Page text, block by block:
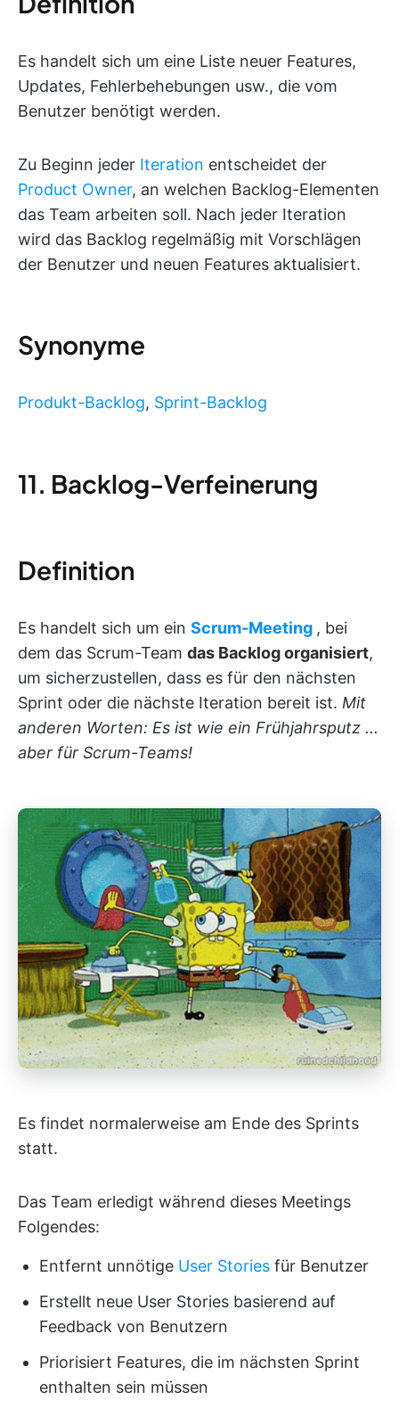
Es handelt sich um eine Liste neuer Features,
Updates, Fehlerbehebungen usw., die vom
Benutzer benötigt werden.
Zu Beginn jeder Iteration entscheidet der
Product Owner, an welchen Backlog-Elementen
das Team arbeiten soll. Nach jeder Iteration
wird das Backlog regelmäßig mit Vorschlägen
der Benutzer und neuen Features aktualisiert.
Synonyme
Produkt-Backlog, Sprint-Backlog
11. Backlog-Verfeinerung
Definition
Es handelt sich um ein Scrum-Meeting , bei
dem das Scrum-Team das Backlog organisiert,
um sicherzustellen, dass es für den nächsten
Sprint oder die nächste Iteration bereit ist. Mit
anderen Worten: Es ist wie ein Frühjahrsputz ...
aber für Scrum-Teams!
Es findet normalerweise am Ende des Sprints
statt.
Das Team erledigt während dieses Meetings
Folgendes:
Entfernt unnötige User Stories für Benutzer
Erstellt neue User Stories basierend auf
Feedback von Benutzern
Priorisiert Features, die im nächsten Sprint
enthalten sein müssen